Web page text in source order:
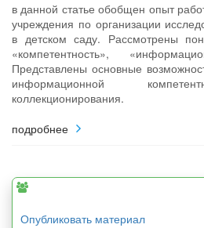
в данной статье обобщен опыт
учреждения по организации
в детском саду. Рассмотрены
«компетентность»,
Представлены основные
информационной
коллекционирования.
подробнее
Опубликовать материал